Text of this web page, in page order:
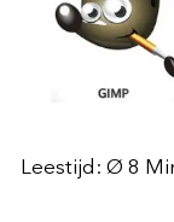
Leestijd: Ø 8